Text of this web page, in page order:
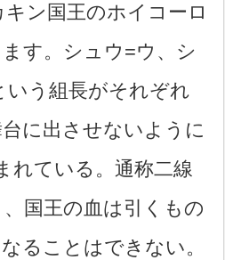
ン国王のホイコーロ
す。シュウ=ウ、シ
いう組長がそれぞれ
に出させないように
れている。通称二線
国王の血は引くもの
ることはできない。